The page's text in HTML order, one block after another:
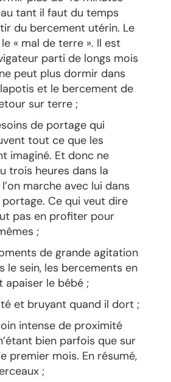
tant il faut du temps
du bercement utérin. Le
« mal de terre ». Il est
parti de longs mois
peut plus dormir dans
et le bercement de
sur terre ;
de portage qui
tout ce que les
imaginé. Et donc ne
trois heures dans la
marche avec lui dans
Ce qui veut dire
pas en profiter pour
;
de grande agitation
le sein, les bercements en
apaiser le bébé ;
et bruyant quand il dort ;
intense de proximité
bien parfois que sur
premier mois. En résumé,
;